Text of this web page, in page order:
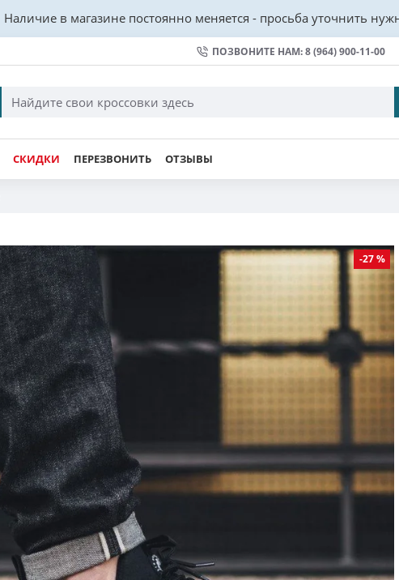
Наличие в магазине постоянно меняется - просьба уточнить
ПОЗВОНИТЕ НАМ: 8 (964) 900-11-00
СКИДКИ ПЕРЕЗВОНИТЬ ОТЗЫВЫ
-27 %